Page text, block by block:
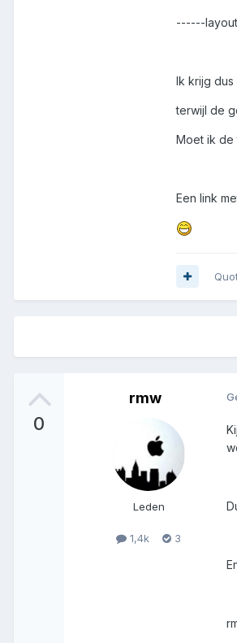
------
Ik krijg dus
terwijl de
Moet ik de
Een link
0
rmw
Leden
1,4k 3